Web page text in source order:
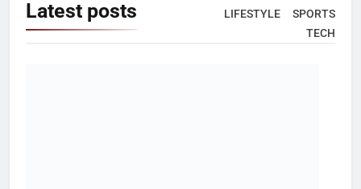
Latest posts
LIFESTYLE
SPORTS
TECH